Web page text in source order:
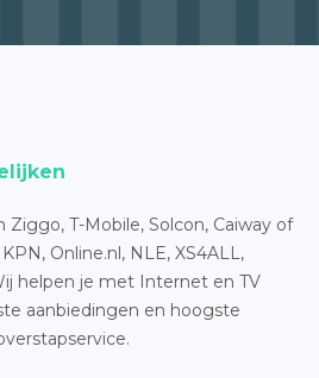
T-Mobile, Solcon, Caiway of
Online.nl, NLE, XS4ALL,
helpen je met Internet en TV
aanbiedingen en hoogste